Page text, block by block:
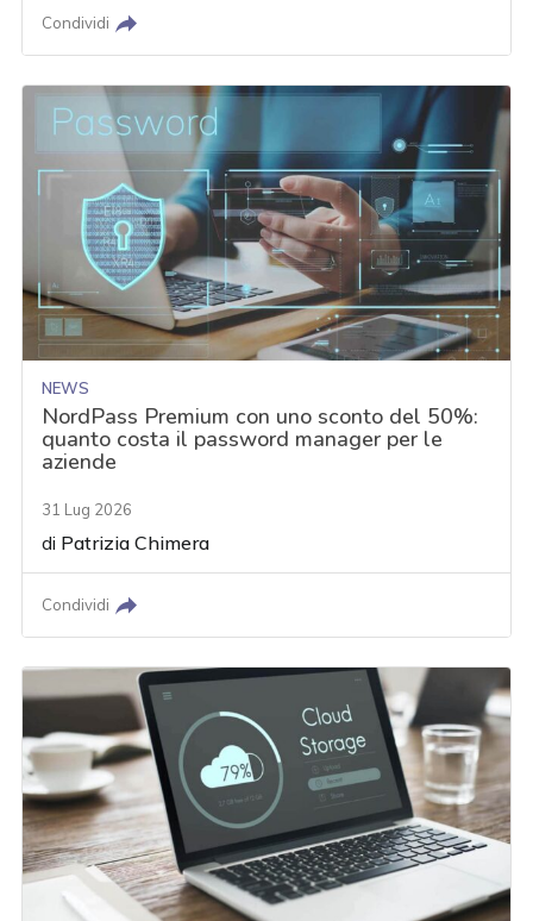
Condividi
NEWS
NordPass Premium con uno sconto del 50%:
quanto costa il password manager per le
aziende
31 Lug 2026
di Patrizia Chimera
Condividi